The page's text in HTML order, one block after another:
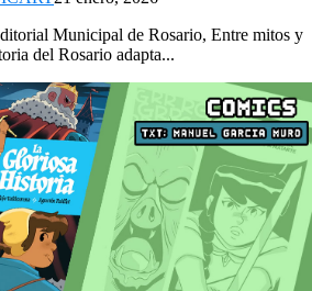
Municipal de Rosario, Entre mitos y
del Rosario adapta...